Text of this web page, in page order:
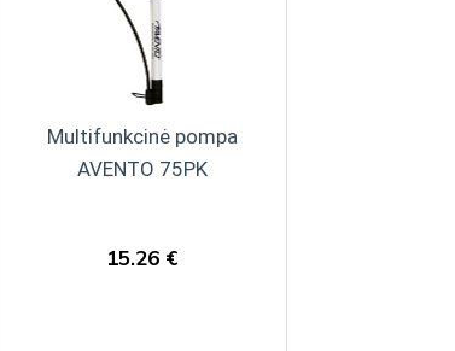
Multifunkcinė pompa
AVENTO 75PK
15.26 €